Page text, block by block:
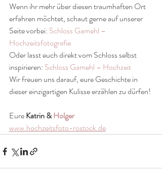
Wenn ihr mehr über diesen traumhaften Ort
erfahren möchtet, schaut gerne auf unserer
Seite vorbei: Schloss Gamehl –
Hochzeitsfotografie
Oder lasst euch direkt vom Schloss selbst
inspirieren: Schloss Gamehl – Hochzeit
Wir freuen uns darauf, eure Geschichte in
dieser einzigartigen Kulisse erzählen zu dürfen!
Eure Katrin & Holger
www.hochzeitsfoto-rostock.de